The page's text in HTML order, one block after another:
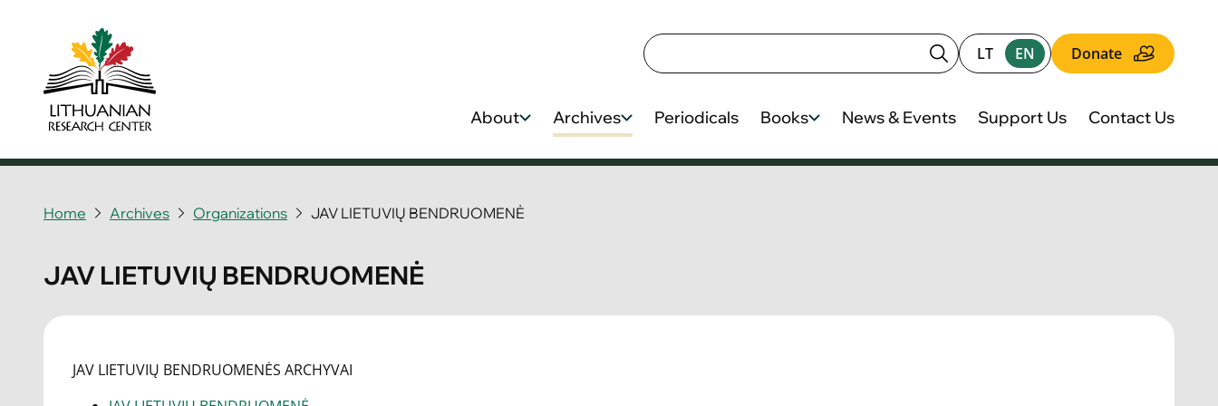
LT EN Donate
About Archives Periodicals Books News & Events Support Us Contact Us
Home Archives Organizations JAV LIETUVIŲ BENDRUOMENĖ
JAV LIETUVIŲ BENDRUOMENĖ
JAV LIETUVIŲ BENDRUOMENĖS ARCHYVAI